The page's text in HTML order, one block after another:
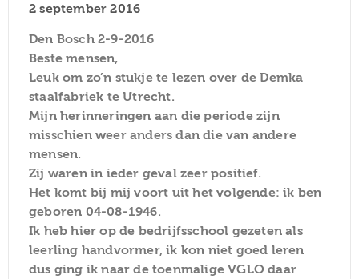
2 september 2016
Den Bosch 2-9-2016
Beste mensen,
Leuk om zo’n stukje te lezen over de Demka
staalfabriek te Utrecht.
Mijn herinneringen aan die periode zijn
misschien weer anders dan die van andere
mensen.
Zij waren in ieder geval zeer positief.
Het komt bij mij voort uit het volgende: ik ben
geboren 04-08-1946.
Ik heb hier op de bedrijfsschool gezeten als
leerling handvormer, ik kon niet goed leren
dus ging ik naar de toenmalige VGLO daar